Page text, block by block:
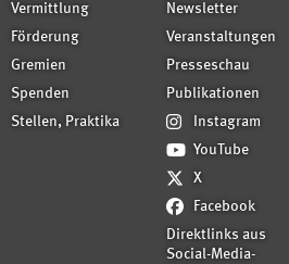
Vermittlung
Förderung
Gremien
Spenden
Stellen, Praktika
Newsletter
Veranstaltungen
Presseschau
Publikationen
Instagram
YouTube
X
Facebook
Direktlinks aus
Social-Media-